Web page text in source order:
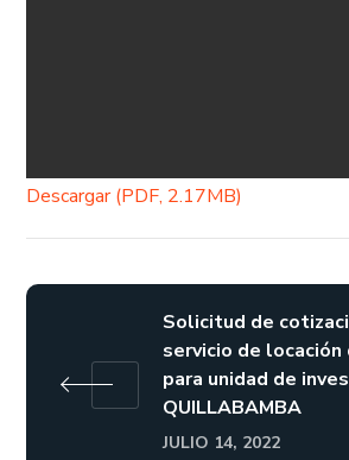
Descargar (PDF, 2.17MB)
Solicitud de
servicio de locación
para unidad de
QUILLABAMBA
JULIO 14, 2022